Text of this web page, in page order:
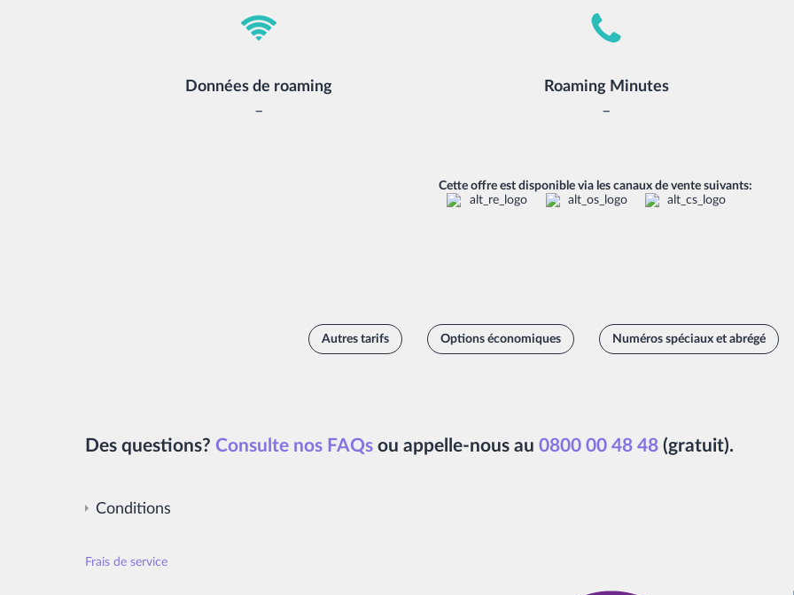
Données de roaming
–
Roaming Minutes
–
Cette offre est disponible via les canaux de vente suivants:
Autres tarifs Options économiques Numéros spéciaux et abrégé
Des questions? Consulte nos FAQs ou appelle-nous au 0800 00 48 48 (gratuit).
Conditions
Frais de service